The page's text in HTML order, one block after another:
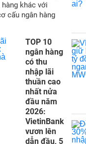
khác với
cấu ngân hàng
TOP 10
ngân hàng
có thu
nhập lãi
thuần cao
nhất nửa
đầu năm
2026:
VietinBank
vươn lên
dẫn đầu, 5